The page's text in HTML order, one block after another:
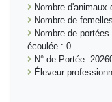
Nombre d'animaux
Nombre de
Nombre de
écoulée : 0
N° de Portée:
Éleveur